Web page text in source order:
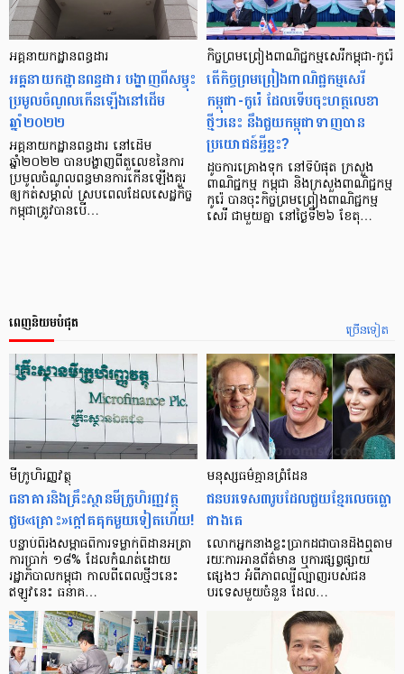
អគ្គនាយកដ្ឋានពន្ធដារ
អគ្គនាយកដ្ឋានពន្ធដារ បង្ហាញពីសម្ទុះ
ប្រមូលចំណូលកើនឡើងនៅដើម
ឆ្នាំ២០២២
អគ្គនាយកដ្ឋានពន្ធដារ នៅដើម
ឆ្នាំ២០២២ បានបង្ហាញពីតួលេខនៃការ
ប្រមូលចំណូលពន្ធមានការកើនឡើងគួរ
ឲ្យកត់សម្គាល់ ស្របពេលដែលសេដ្ឋកិច្ច
កម្ពុជាត្រូវបានបើ…
កិច្ចព្រមព្រៀងពាណិជ្ជកម្មសេរីកម្ពុជា-កូរ៉េ
តើកិច្ចព្រមព្រៀងពាណិជ្ជកម្មសេរី
កម្ពុជា-កូរ៉េ ដែលទើបចុះហត្ថលេខា
ថ្មីៗនេះ នឹងជួយកម្ពុជាទាញបាន
ប្រយោជន៍អ្វីខ្លះ?
ដូចការគ្រោងទុក នៅទីបំផុត ក្រសួង
ពាណិជ្ជកម្ម កម្ពុជា និងក្រសួងពាណិជ្ជកម្ម
កូរ៉េ បានចុះកិច្ចព្រមព្រៀងពាណិជ្ជកម្ម
សេរី ជាមួយគ្នា នៅថ្ងៃទី២៦ ខែតុ…
ច្រើនទៀត
ពេញនិយមបំផុត
មីក្រូ​ហិរញ្ញវត្ថុ
ធនាគារ​និង​គ្រឹះស្ថាន​មីក្រូ​ហិរញ្ញវត្ថុ​
ជួប«គ្រោះ»ក្តៅ​គគុក​មួយ​ទៀត​ហើយ!
បន្ទាប់​ពី​រង​សម្ពាធ​​ពី​ការ​ទម្លាក់​ពិដាន​អត្រា​
ការ​ប្រាក់ ១៨​% ដែល​កំណត់​ដោយ​
រដ្ឋាភិបាល​កម្ពុជា កាល​ពី​ពេល​ថ្មីៗ​នេះ
ឥឡូវ​នេះ ធនាគ…
មនុស្ស​ធម៌​គ្មាន​ព្រំដែន
ជន​បរទេស​៣​រូប​ដែល​ជួយ​ខ្មែរ​លេច​ធ្លោ​
ជាង​គេ
លោកអ្នក​នាង​ខ្លះ​ប្រាកដ​ជា​បាន​​ដឹង​ឮ​តាម​
រយៈ​ការ​អាន​ព័ត៌មាន ឬ​ការ​ផ្សព្វផ្សាយ​
ផ្សេងៗ អំពី​ភាព​ល្បីល្បាញ​របស់​ជន​
បរទេស​មួយ​ចំនួន ដែល…